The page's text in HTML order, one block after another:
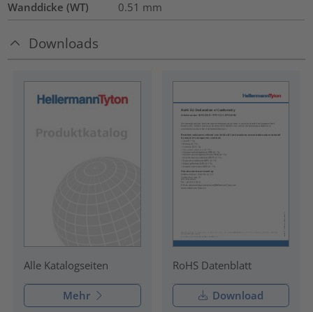
Wanddicke (WT) 0.51 mm
Downloads
Alle Katalogseiten
Mehr
RoHS Datenblatt
Download